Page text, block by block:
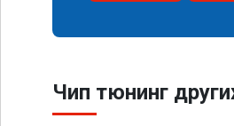
Чип тюнинг